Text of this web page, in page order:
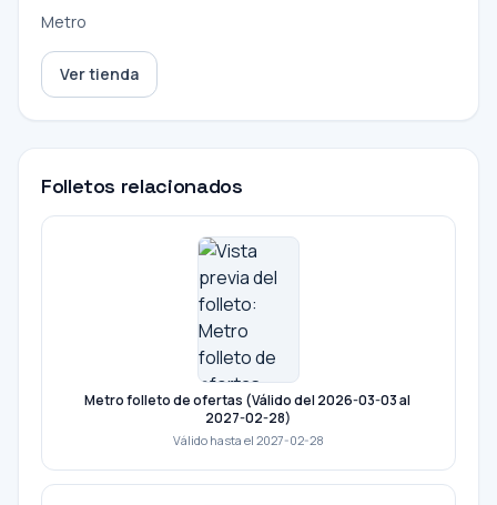
Metro
Ver tienda
Folletos relacionados
Metro folleto de ofertas (Válido del 2026-03-03 al
2027-02-28)
Válido hasta el 2027-02-28